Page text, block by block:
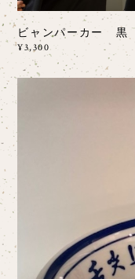
ビャンパーカー 黒
¥3,300